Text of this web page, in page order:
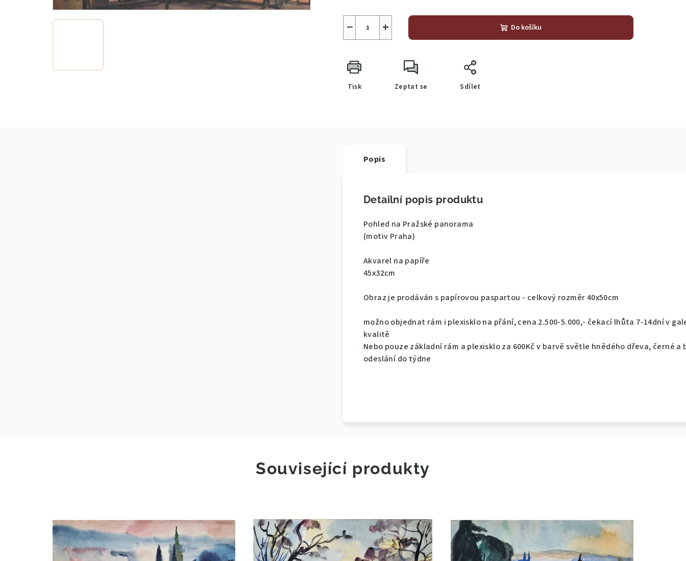
+
− Do košíku
Tisk Zeptat se Sdílet
Popis
Detailní popis produktu
Pohled na Pražské panorama
(motiv Praha)
Akvarel na papíře
45x32cm
Obraz je prodáván s papírovou paspartou - celkový rozměr 40x50cm
možno objednat rám i plexisklo na přání, cena 2.500-5.000,- čekací lhůta 7-14dní v
kvalitě
Nebo pouze základní rám a plexisklo za 600Kč v barvě světle hnědého dřeva, černé a
odeslání do týdne
Související produkty